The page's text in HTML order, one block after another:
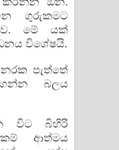
ගුරුකමට
මේ යක්
විශේෂයි.
පැත්තේ
බලය
විට බිහිරි
ආත්මය